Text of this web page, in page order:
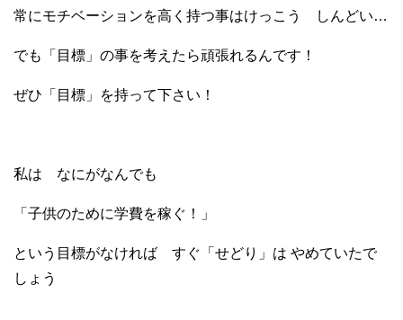
常にモチベーションを高く持つ事はけっこう しんどい…
でも「目標」の事を考えたら頑張れるんです！
ぜひ「目標」を持って下さい！
私は なにがなんでも
「子供のために学費を稼ぐ！」
という目標がなければ すぐ「せどり」は やめていたで
しょう